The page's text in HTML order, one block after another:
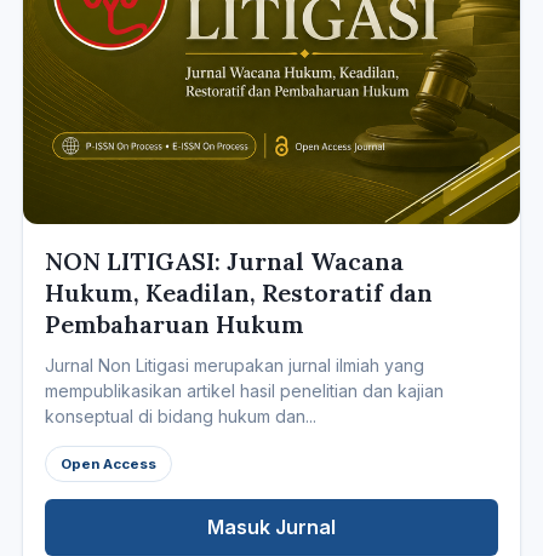
NON LITIGASI: Jurnal Wacana
Hukum, Keadilan, Restoratif dan
Pembaharuan Hukum
Jurnal Non Litigasi merupakan jurnal ilmiah yang
mempublikasikan artikel hasil penelitian dan kajian
konseptual di bidang hukum dan...
Open Access
Masuk Jurnal